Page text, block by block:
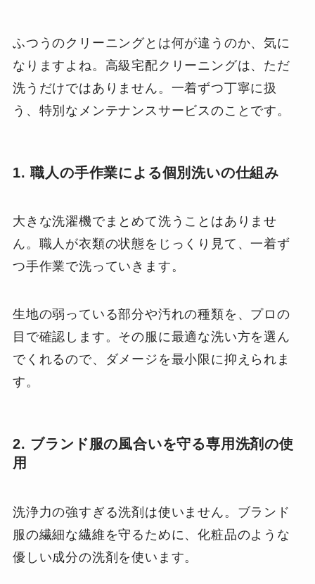
ふつうのクリーニングとは何が違うのか、気に
なりますよね。高級宅配クリーニングは、ただ
洗うだけではありません。一着ずつ丁寧に扱
う、特別なメンテナンスサービスのことです。
1. 職人の手作業による個別洗いの仕組み
大きな洗濯機でまとめて洗うことはありませ
ん。職人が衣類の状態をじっくり見て、一着ず
つ手作業で洗っていきます。
生地の弱っている部分や汚れの種類を、プロの
目で確認します。その服に最適な洗い方を選ん
でくれるので、ダメージを最小限に抑えられま
す。
2. ブランド服の風合いを守る専用洗剤の使
用
洗浄力の強すぎる洗剤は使いません。ブランド
服の繊細な繊維を守るために、化粧品のような
優しい成分の洗剤を使います。